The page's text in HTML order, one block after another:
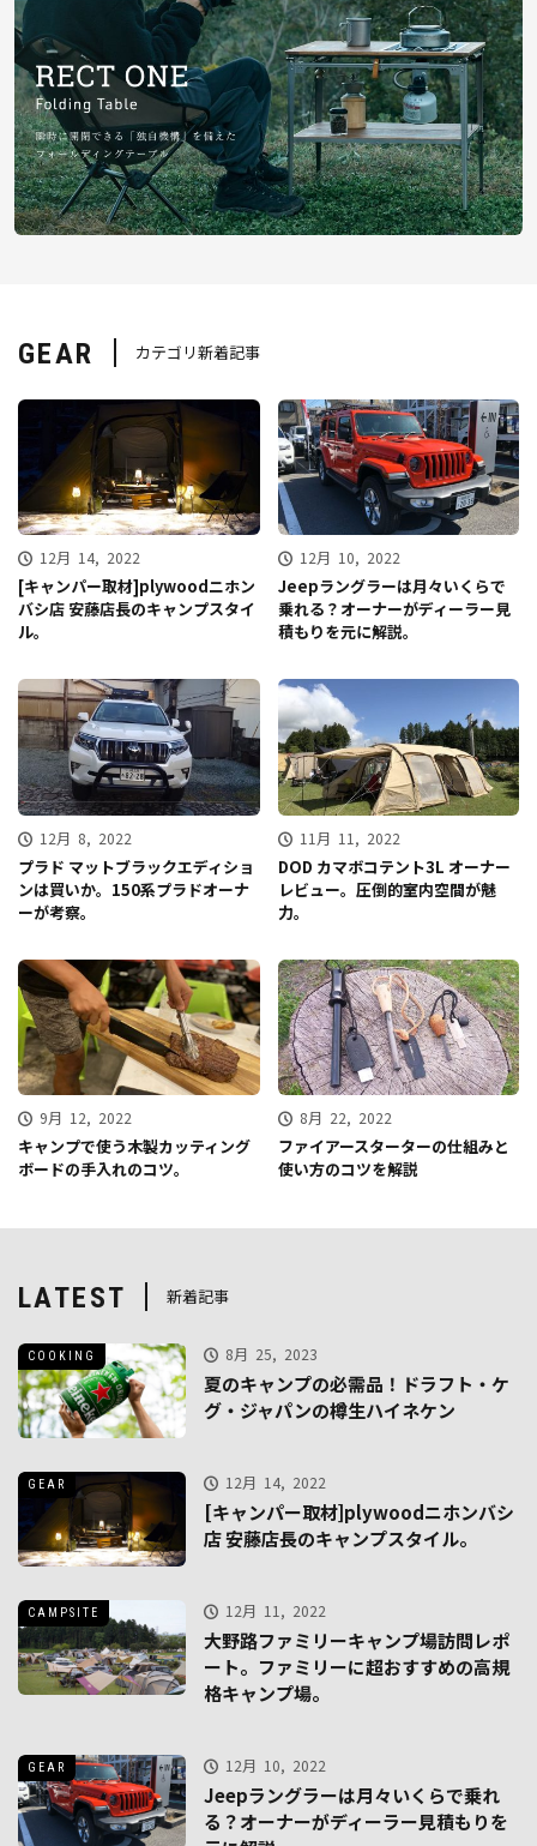
GEAR カテゴリ新着記事
12月 14, 2022
[キャンパー取材]plywoodニホン
バシ店 安藤店長のキャンプスタイ
ル。
12月 10, 2022
Jeepラングラーは月々いくらで
乗れる？オーナーがディーラー見
積もりを元に解説。
12月 8, 2022
プラド マットブラックエディショ
ンは買いか。150系プラドオーナ
ーが考察。
11月 11, 2022
DOD カマボコテント3L オーナー
レビュー。圧倒的室内空間が魅
力。
9月 12, 2022
キャンプで使う木製カッティング
ボードの手入れのコツ。
8月 22, 2022
ファイアースターターの仕組みと
使い方のコツを解説
LATEST 新着記事
8月 25, 2023
COOKING
夏のキャンプの必需品！ドラフト・ケ
グ・ジャパンの樽生ハイネケン
12月 14, 2022
GEAR
[キャンパー取材]plywoodニホンバシ
店 安藤店長のキャンプスタイル。
12月 11, 2022
CAMPSITE
大野路ファミリーキャンプ場訪問レポ
ート。ファミリーに超おすすめの高規
格キャンプ場。
12月 10, 2022
GEAR
Jeepラングラーは月々いくらで乗れ
る？オーナーがディーラー見積もりを